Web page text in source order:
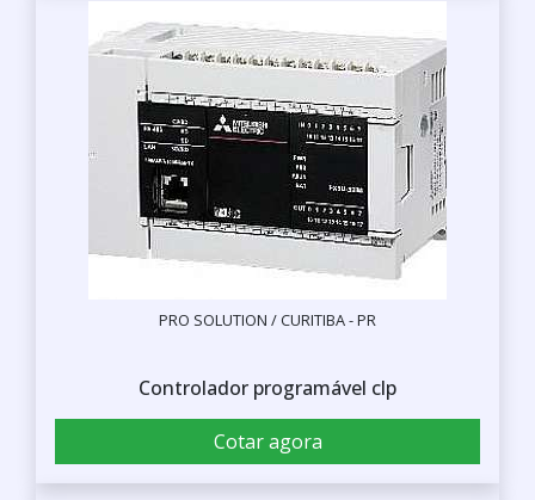
PRO SOLUTION / CURITIBA - PR
Controlador programável clp
Cotar agora